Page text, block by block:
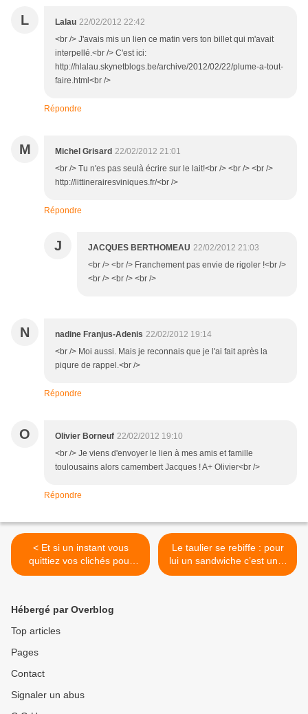
L Lalau 22/02/2012 22:42
<br /> J'avais mis un lien ce matin vers ton billet qui m'avait
interpellé.<br /> C'est ici:
http://hlalau.skynetblogs.be/archive/2012/02/22/plume-a-tout-
faire.html<br />
Répondre
M Michel Grisard 22/02/2012 21:01
<br /> Tu n'es pas seulà écrire sur le lait!<br /> <br /> <br />
http://littinerairesviniques.fr/<br />
Répondre
J JACQUES BERTHOMEAU 22/02/2012 21:03
<br /> <br /> Franchement pas envie de rigoler !<br />
<br /> <br /> <br />
N nadine Franjus-Adenis 22/02/2012 19:14
<br /> Moi aussi. Mais je reconnais que je l'ai fait après la
piqure de rappel.<br />
Répondre
O Olivier Borneuf 22/02/2012 19:10
<br /> Je viens d'envoyer le lien à mes amis et famille
toulousains alors camembert Jacques ! A+ Olivier<br />
Répondre
< Et si un instant vous
quittiez vos clichés pour
vous intéresser un peu à la
Le taulier se rebiffe : pour
lui un sandwiche c’est un «
sandwiche nature »® pas
Hébergé par Overblog
Top articles
Pages
Contact
Signaler un abus